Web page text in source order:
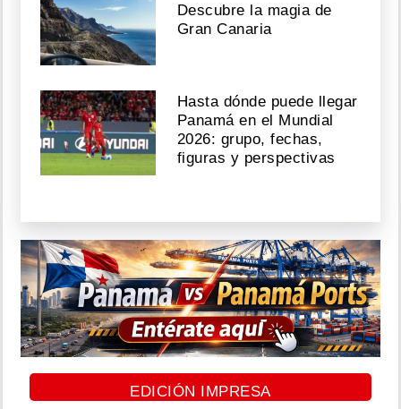
Descubre la magia de
Gran Canaria
Hasta dónde puede llegar
Panamá en el Mundial
2026: grupo, fechas,
figuras y perspectivas
EDICIÓN IMPRESA